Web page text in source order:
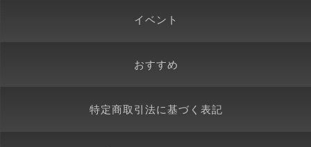
イベント
おすすめ
特定商取引法に基づく表記